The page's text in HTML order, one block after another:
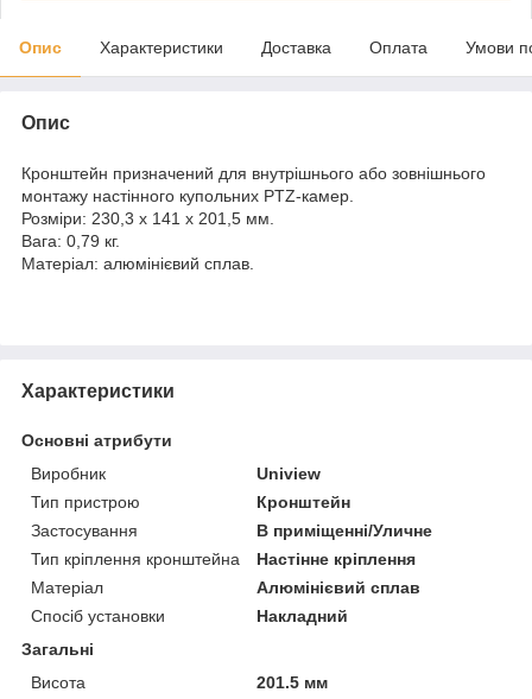
Опис Характеристики Доставка Оплата Умови
Опис
Кронштейн призначений для внутрішнього або зовнішнього
монтажу настінного купольних PTZ-камер.
Розміри: 230,3 х 141 х 201,5 мм.
Вага: 0,79 кг.
Матеріал: алюмінієвий сплав.
Характеристики
Основні атрибути
Виробник
Uniview
Тип пристрою
Кронштейн
Застосування
В приміщенні/Уличне
Тип кріплення кронштейна
Настінне кріплення
Матеріал
Алюмінієвий сплав
Спосіб установки
Накладний
Загальні
Висота
201.5 мм